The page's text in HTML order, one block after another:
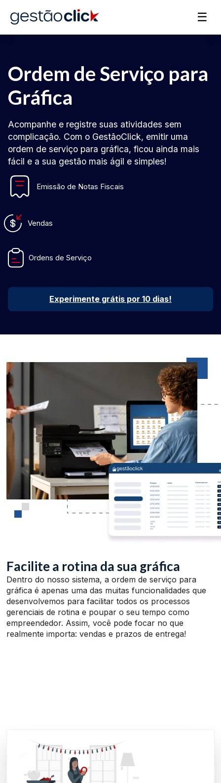
☰
Ordem de Serviço para
Gráfica
Acompanhe e registre suas atividades sem
complicação. Com o GestãoClick, emitir uma
ordem de serviço para gráfica, ficou ainda mais
fácil e a sua gestão mais ágil e simples!
Ordens de Serviço
Vendas
Emissão de Notas Fiscais
Experimente grátis por 10 dias!
Facilite a rotina da sua gráfica
Dentro do nosso sistema, a ordem de serviço para
gráfica é apenas uma das muitas funcionalidades que
desenvolvemos para facilitar todos os processos
gerenciais de rotina e poupar o seu tempo como
empreendedor. Assim, você pode focar no que
realmente importa: vendas e prazos de entrega!